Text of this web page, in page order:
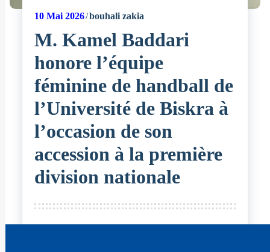
10Mai 2026 bouhali zakia
M. Kamel Baddari
honore l’équipe
féminine de handball de
l’Université de Biskra à
l’occasion de son
accession à la première
division nationale